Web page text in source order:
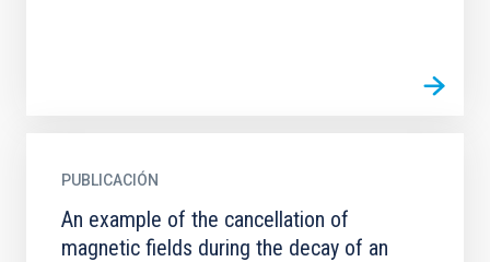
PUBLICACIÓN
An example of the cancellation of
magnetic fields during the decay of an